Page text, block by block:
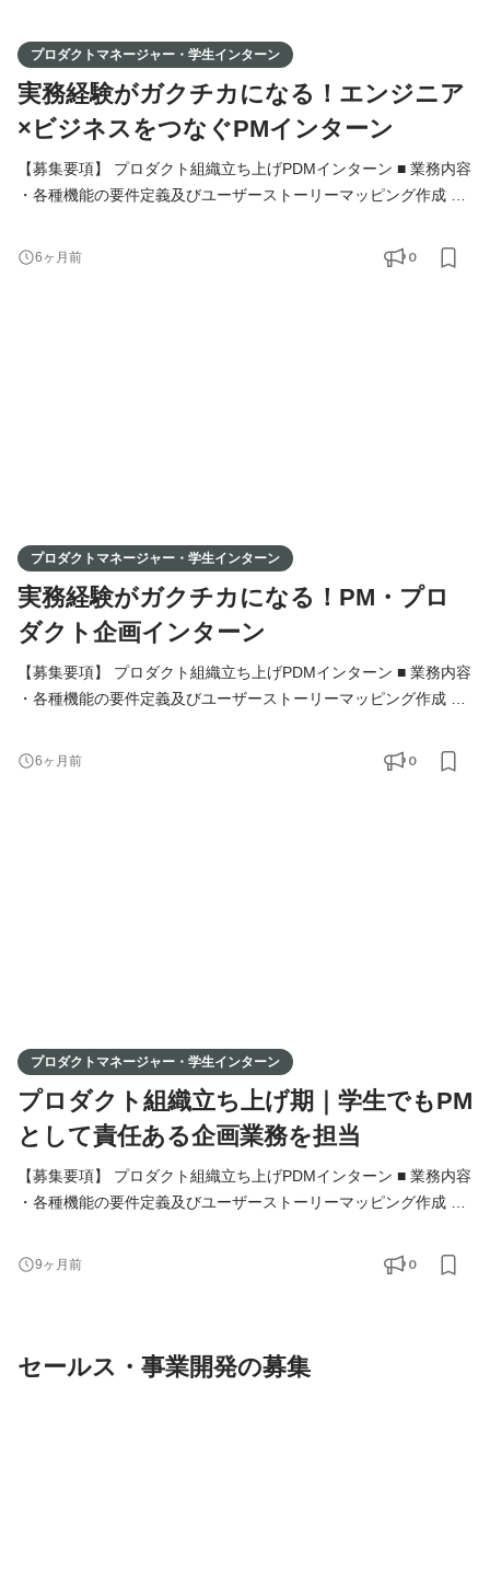
プロダクトマネージャー・学生インターン
実務経験がガクチカになる！エンジニア
×ビジネスをつなぐPMインターン
【募集要項】 プロダクト組織立ち上げPDMインターン ■ 業務内容
・各種機能の要件定義及びユーザーストーリーマッピング作成 ・
アルの作成 ・検証環境の確認業務 ■ 求める人物像 - スタートアッ
プのスピード感に対応できる柔軟性を持つ方 - 自ら考え、行動
6ヶ月前 0
プロダクトマネージャー・学生インターン
実務経験がガクチカになる！PM・プロ
ダクト企画インターン
【募集要項】 プロダクト組織立ち上げPDMインターン ■ 業務内容
・各種機能の要件定義及びユーザーストーリーマッピング作成 ・
アルの作成 ・検証環境の確認業務 ■ 求める人物像 - スタートアッ
プのスピード感に対応できる柔軟性を持つ方 - 自ら考え、行動
6ヶ月前 0
プロダクトマネージャー・学生インターン
プロダクト組織立ち上げ期｜学生でもPM
として責任ある企画業務を担当
【募集要項】 プロダクト組織立ち上げPDMインターン ■ 業務内容
・各種機能の要件定義及びユーザーストーリーマッピング作成 ・
アルの作成 ・検証環境の確認業務 ■ 求める人物像 - スタートアッ
プのスピード感に対応できる柔軟性を持つ方 - 自ら考え、行動
9ヶ月前 0
セールス・事業開発の募集